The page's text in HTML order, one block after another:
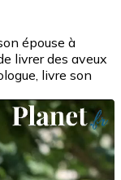
épouse à
livrer des aveux
livre son